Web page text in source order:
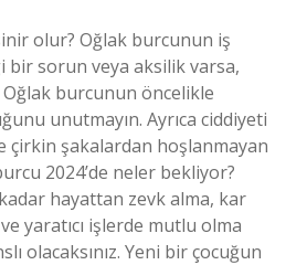
olur? Oğlak burcunun iş
bir sorun veya aksilik varsa,
burcunun öncelikle
unutmayın. Ayrıca ciddiyeti
çirkin şakalardan hoşlanmayan
2024’de neler bekliyor?
kadar hayattan zevk alma, kar
yaratıcı işlerde mutlu olma
olacaksınız. Yeni bir çocuğun